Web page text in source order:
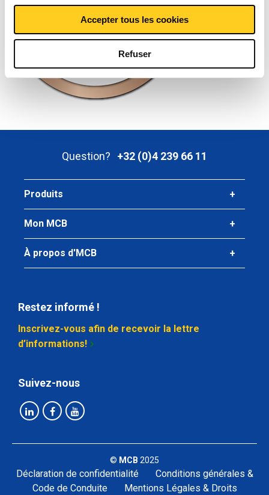
Accepter tous les cookies
Refuser
Question? +32 (0)4 239 66 11
Produits
Mon MCB
À propos d'MCB
Restez informé !
Inscrivez-vous afin de recevoir la lettre
d’informations!
Suivez-nous
© MCB 2025
Déclaration de confidentialité
Conditions générales &
Code de Conduite
Mentions Légales & Droits